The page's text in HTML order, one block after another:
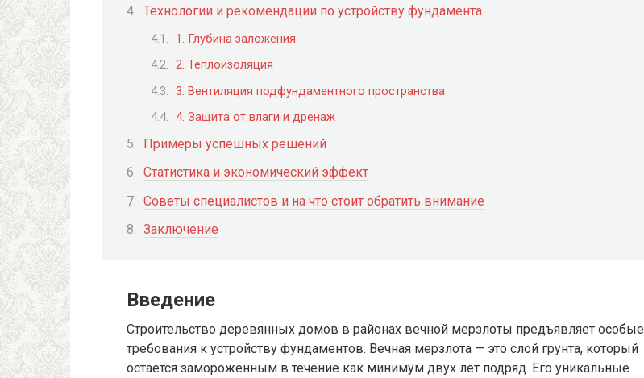
Технологии и рекомендации по устройству фундамента
1. Глубина заложения
2. Теплоизоляция
3. Вентиляция подфундаментного пространства
4. Защита от влаги и дренаж
Примеры успешных решений
Статистика и экономический эффект
Советы специалистов и на что стоит обратить внимание
Заключение
Введение
Строительство деревянных домов в районах вечной мерзлоты предъявляет особые
требования к устройству фундаментов. Вечная мерзлота — это слой грунта, который
остается замороженным в течение как минимум двух лет подряд. Его уникальные